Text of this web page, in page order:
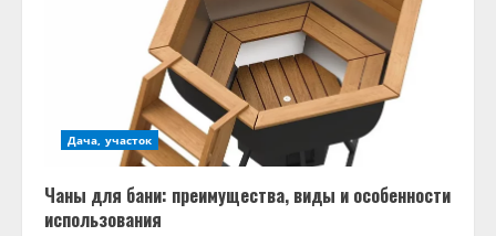
Дача, участок
Чаны для бани: преимущества, виды и особенности
использования